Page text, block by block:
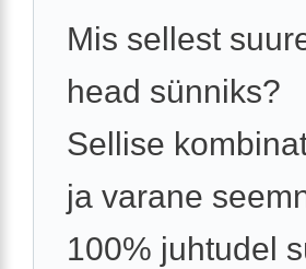
Mis sellest
head sünniks?
Sellise
ja varane
100% juhtudel